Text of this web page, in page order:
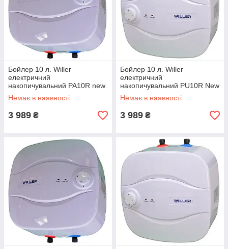
Бойлер 10 л. Willer
електричний
накопичувальний PA10R new
optima mini
Немає в наявності
3 989 ₴
Бойлер 10 л. Willer
електричний
накопичувальний PU10R New
optima mini
Немає в наявності
3 989 ₴